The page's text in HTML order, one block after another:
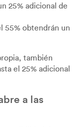
25% adicional de
55% obtendrán un
también
el 25% adicional
a las